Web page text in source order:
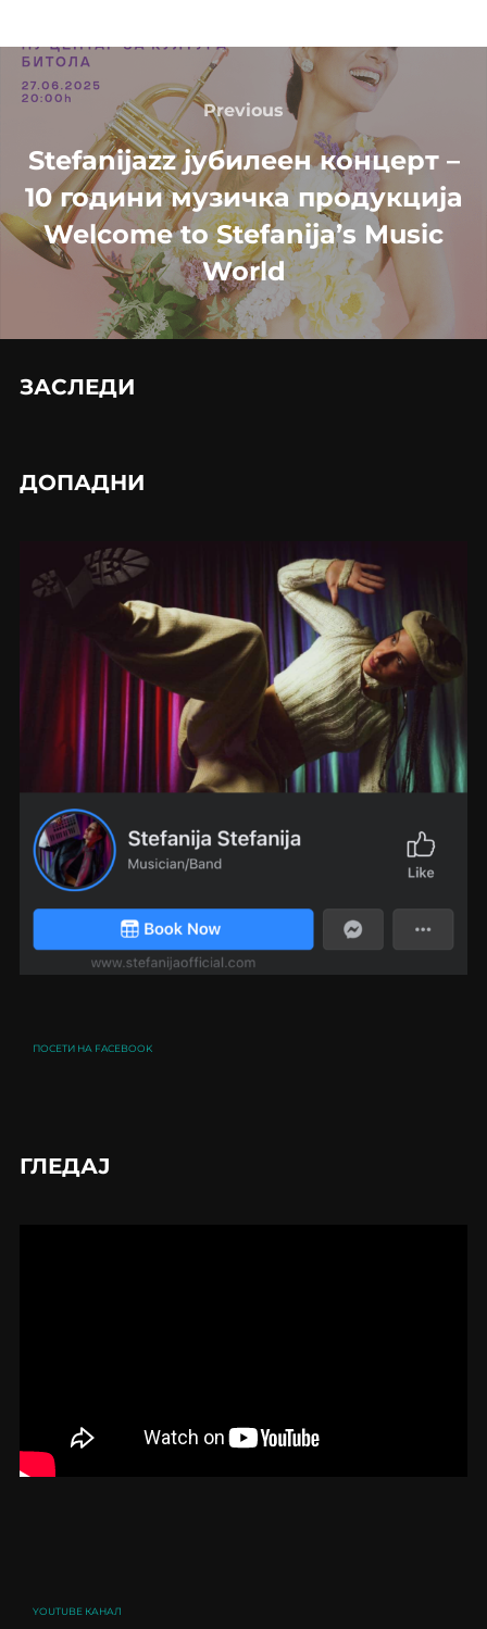
Навигација
на
напис
Previous
Previous
Stefanijazz јубилеен концерт –
10 години музичка продукција
Welcome to Stefanija’s Music
World
ЗАСЛЕДИ
ДОПАДНИ
ПОСЕТИ НА FACEBOOK
ГЛЕДАЈ
YOUTUBE КАНАЛ